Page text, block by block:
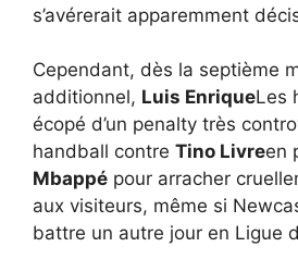
s’avérerait apparemment
Cependant, dès la septième
additionnel, Luis EnriqueLes
écopé d’un penalty très
handball contre Tino Livreen
Mbappé pour arracher
aux visiteurs, même si
battre un autre jour en Ligue